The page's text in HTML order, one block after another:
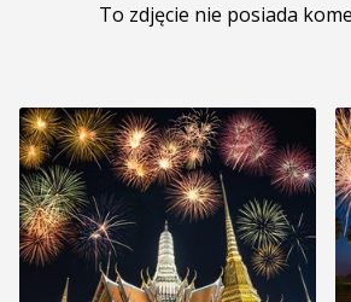
To zdjęcie nie posiada